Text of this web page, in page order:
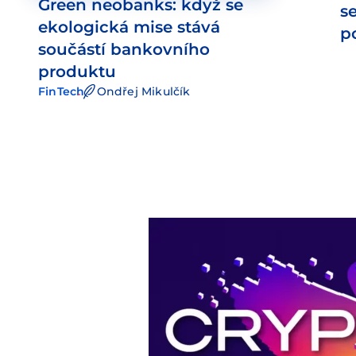
Green neobanks: když se
ekologická mise stává
součástí bankovního
produktu
FinTech Ondřej Mikulčík